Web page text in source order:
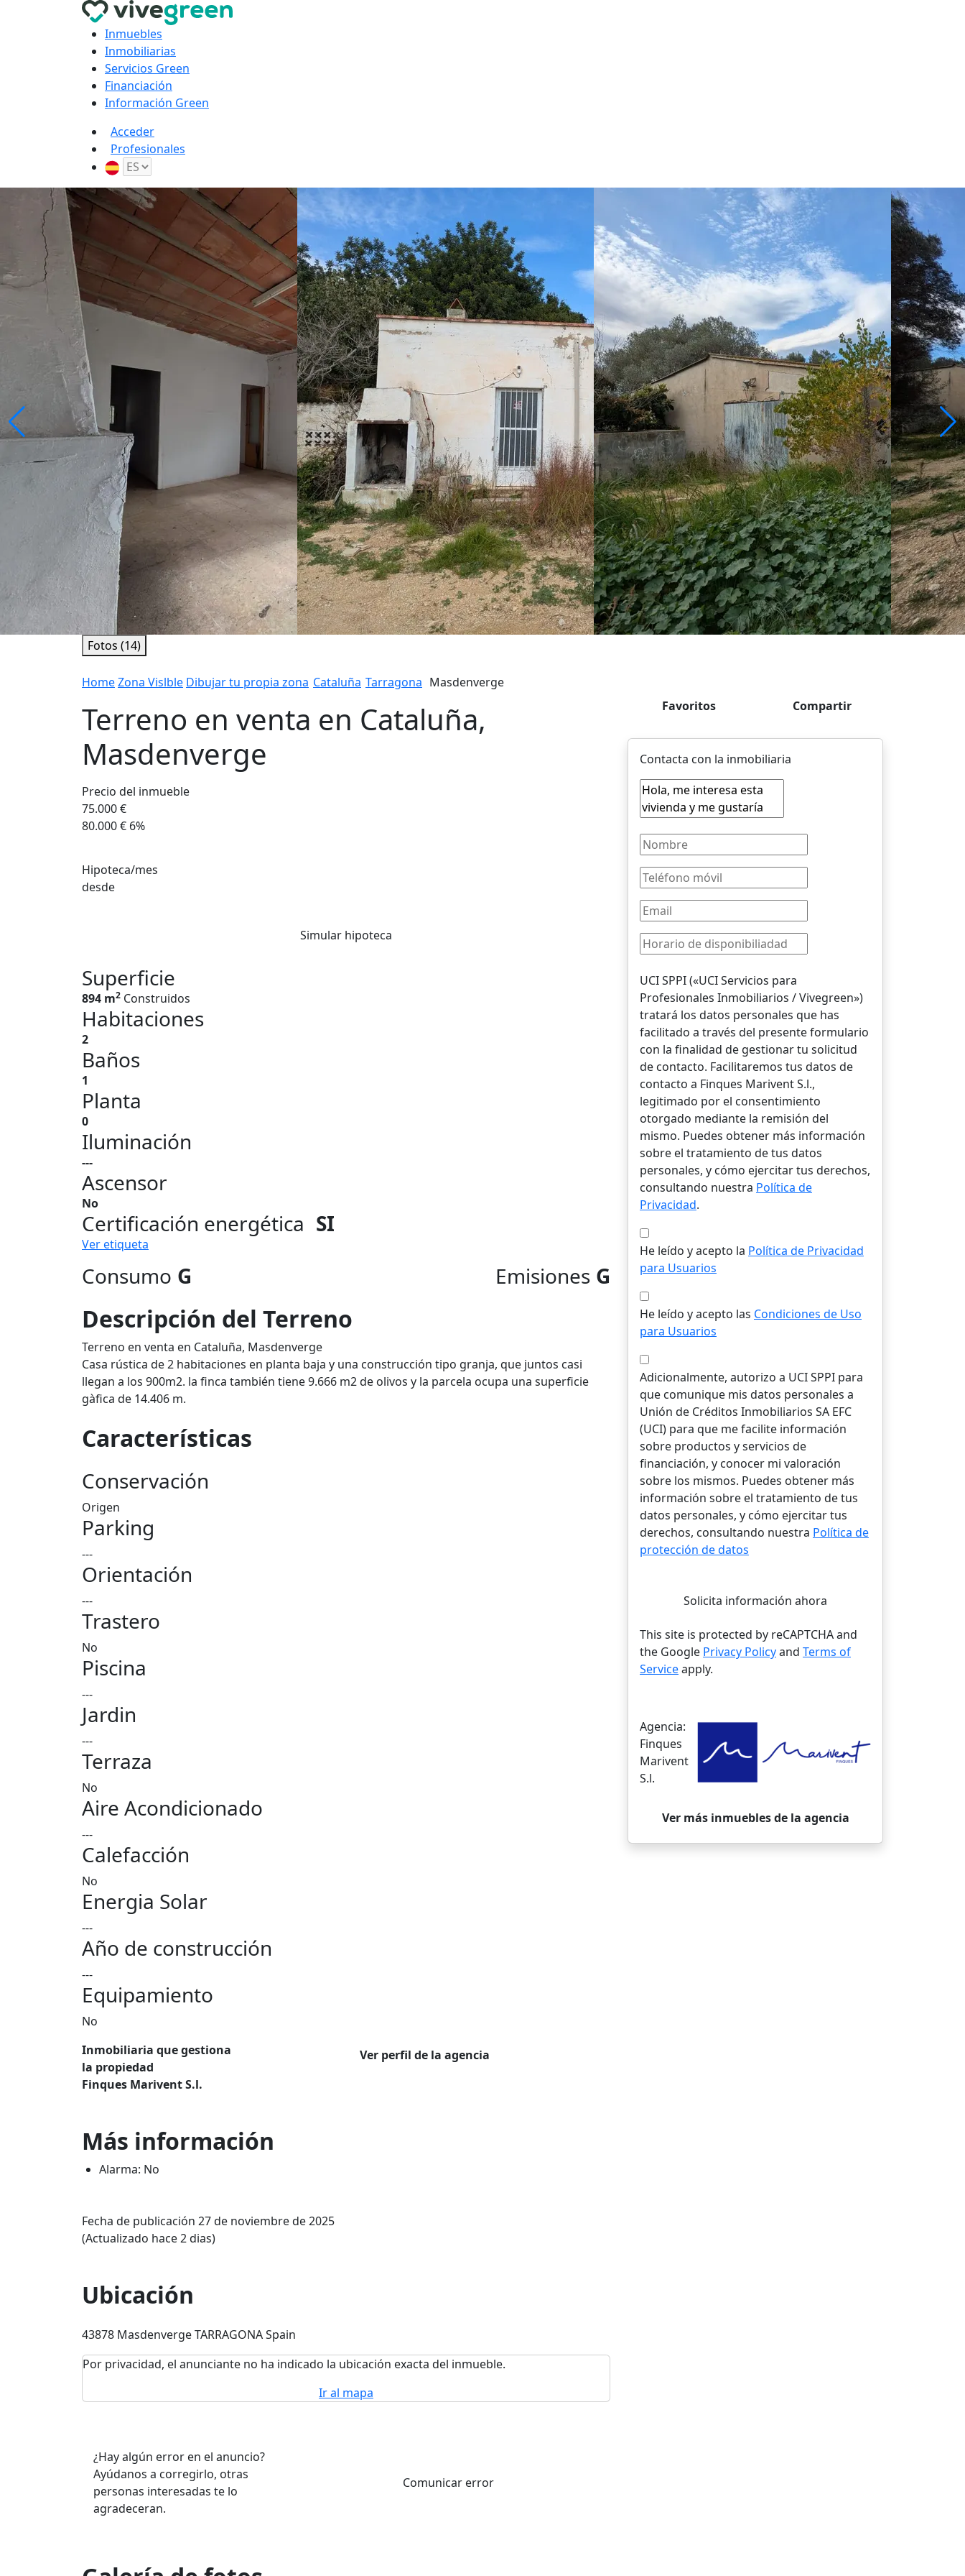
Inmuebles
Inmobiliarias
Servicios Green
Financiación
Información Green
Acceder
Profesionales
Fotos (14)
HomeZona Vislble Dibujar tu propia zona Cataluña Tarragona Masdenverge
Terreno en venta en Cataluña,
Masdenverge
Precio del inmueble
75.000 €
80.000 € 6%
Hipoteca/mes
desde
Simular hipoteca
Superficie
894 m2 Construidos
Habitaciones
2
Baños
1
Planta
0
Iluminación
---
Ascensor
No
Certificación energética SI
Ver etiqueta
Consumo G Emisiones G
Descripción del Terreno
Terreno en venta en Cataluña, Masdenverge
Casa rústica de 2 habitaciones en planta baja y una construcción tipo granja, que juntos casi
llegan a los 900m2. la finca también tiene 9.666 m2 de olivos y la parcela ocupa una superficie
gàfica de 14.406 m.
Características
Conservación
Origen
Parking
---
Orientación
---
Trastero
No
Piscina
---
Jardin
---
Terraza
No
Aire Acondicionado
---
Calefacción
No
Energia Solar
---
Año de construcción
---
Equipamiento
No
Inmobiliaria que gestiona
la propiedad
Finques Marivent S.l.
Ver perfil de la agencia
Más información
Alarma: No
Fecha de publicación 27 de noviembre de 2025
(Actualizado hace 2 dias)
Ubicación
43878 Masdenverge TARRAGONA Spain
Por privacidad, el anunciante no ha indicado la ubicación exacta del inmueble.
Ir al mapa
¿Hay algún error en el anuncio?
Ayúdanos a corregirlo, otras
personas interesadas te lo
agradeceran.
Comunicar error
Favoritos Compartir
Contacta con la inmobiliaria
UCI SPPI («UCI Servicios para
Profesionales Inmobiliarios / Vivegreen»)
tratará los datos personales que has
facilitado a través del presente formulario
con la finalidad de gestionar tu solicitud
de contacto. Facilitaremos tus datos de
contacto a Finques Marivent S.l.,
legitimado por el consentimiento
otorgado mediante la remisión del
mismo. Puedes obtener más información
sobre el tratamiento de tus datos
personales, y cómo ejercitar tus derechos,
consultando nuestra Política de
Privacidad.
He leído y acepto la Política de Privacidad
para Usuarios
He leído y acepto las Condiciones de Uso
para Usuarios
Adicionalmente, autorizo a UCI SPPI para
que comunique mis datos personales a
Unión de Créditos Inmobiliarios SA EFC
(UCI) para que me facilite información
sobre productos y servicios de
financiación, y conocer mi valoración
sobre los mismos. Puedes obtener más
información sobre el tratamiento de tus
datos personales, y cómo ejercitar tus
derechos, consultando nuestra Política de
protección de datos
Solicita información ahora
This site is protected by reCAPTCHA and
the Google Privacy Policyand Terms of
Serviceapply.
Agencia:
Finques
Marivent
S.l.
Ver más inmuebles de la agencia